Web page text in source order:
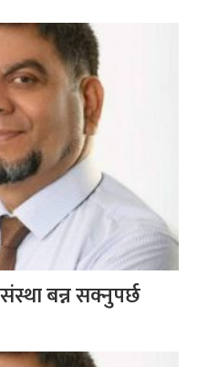
बन्न सक्नुपर्छ